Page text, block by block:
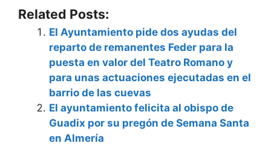
Related Posts:
El Ayuntamiento pide dos ayudas del
reparto de remanentes Feder para la
puesta en valor del Teatro Romano y
para unas actuaciones ejecutadas en el
barrio de las cuevas
El ayuntamiento felicita al obispo de
Guadix por su pregón de Semana Santa
en Almería